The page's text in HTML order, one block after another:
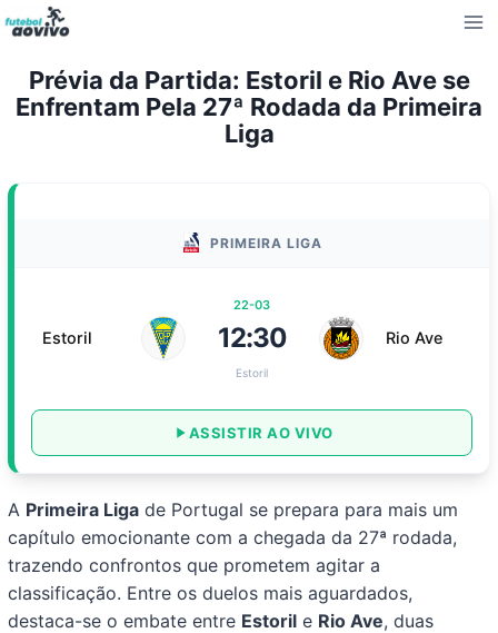
Pular
para
Conteúdo
Prévia da Partida: Estoril e Rio Ave se
Enfrentam Pela 27ª Rodada da Primeira
Liga
PRIMEIRA LIGA
Estoril
22-03
12:30
Estoril
Rio Ave
ASSISTIR AO VIVO
A Primeira Liga de Portugal se prepara para mais um
capítulo emocionante com a chegada da 27ª rodada,
trazendo confrontos que prometem agitar a
classificação. Entre os duelos mais aguardados,
destaca-se o embate entre Estoril e Rio Ave, duas